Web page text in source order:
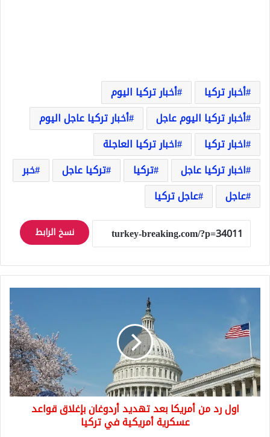
أخبار تركيا
أخبار تركيا اليوم
أخبار تركيا اليوم عاجل
أخبار تركيا عاجل اليوم
اخبار تركيا
اخبار تركيا العاجلة
اخبار تركيا عاجل
تركيا تركيا عاجل
خبر
عاجل
عاجل تركيا
نسخ الرابط
أمريكا
بعد
تهديد
أردوغان
بإغلاق
قواعد
عسكريةاول رد من أمريكا بعد تهديد أردوغان بإغلاق قواعد
عسكرية أمريكية في تركيا